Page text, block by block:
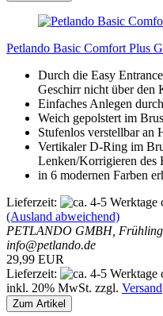
Petlando Basic Comfort Plus
Durch die Easy
Geschirr nicht über den
Einfaches Anlegen
Weich gepolstert im
Stufenlos verstellbar an
Vertikaler D-Ring im
Lenken/Korrigieren des
in 6 modernen Farben
Lieferzeit:
(Ausland abweichend)
PETLANDO GMBH,
info@petlando.de
29,99 EUR
Lieferzeit:
inkl. 20% MwSt. zzgl. Versand
Zum Artikel